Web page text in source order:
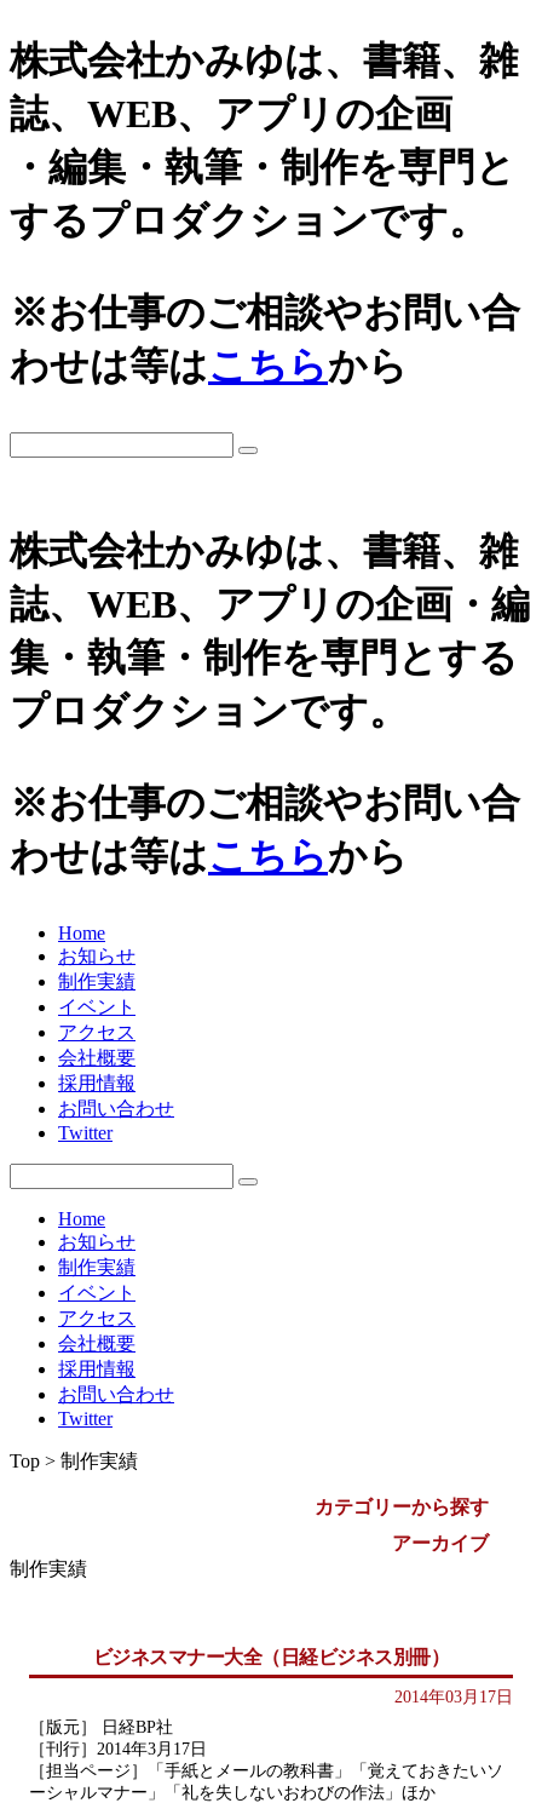
株式会社かみゆは、書籍、雑
誌、WEB、アプリの企画
・編集・執筆・制作を専門と
するプロダクションです。
※お仕事のご相談やお問い合
わせは等はこちらから
株式会社かみゆは、書籍、雑
誌、WEB、アプリの企画・編
集・執筆・制作を専門とする
プロダクションです。
※お仕事のご相談やお問い合
わせは等はこちらから
Home
お知らせ
制作実績
イベント
アクセス
会社概要
採用情報
お問い合わせ
Twitter
Home
お知らせ
制作実績
イベント
アクセス
会社概要
採用情報
お問い合わせ
Twitter
Top > 制作実績
カテゴリーから探す
城
日本史通史
大河ドラマ、テレビ・映画関連
史跡ガイド
その他歴史関連
美術史、絵画、アート
宗教、神話、神社仏閣
日本文化、民俗
天皇制
広報誌、新聞媒体
ウェブ媒体
その他いろいろ
エンタメ・トレンド
アーカイブ
2026年
2022年
2021年
2020年
2019年
2018年
2016年
2015年
2009年
制作実績
ビジネスマナー大全（日経ビジネス別冊）
2014年03月17日
［版元］ 日経BP社
［刊行］2014年3月17日
［担当ページ］「手紙とメールの教科書」「覚えておきたいソ
ーシャルマナー」「礼を失しないおわびの作法」ほか